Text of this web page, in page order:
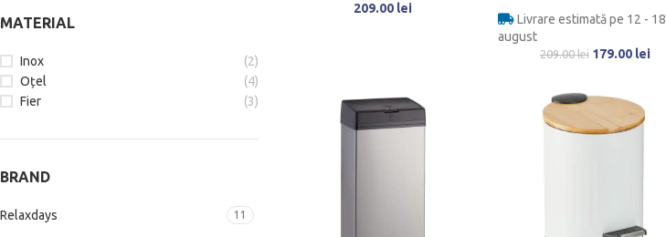
MATERIAL
Inox
(2)
Oțel
(4)
Fier
(3)
BRAND
Relaxdays 11
209.00 lei
Livrare estimată pe 12 - 18
august
209.00lei 179.00 lei